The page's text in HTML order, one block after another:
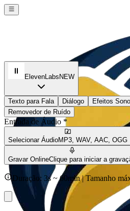
ElevenLabs NEW
Texto para Fala Diálogo Efeitos
Removedor de Ruído
Entrada de Áudio *
Selecionar ÁudioMP3, WAV, AAC, OGG
Gravar OnlineClique para iniciar a
Duração: 3s ~ 60min | Tamanho